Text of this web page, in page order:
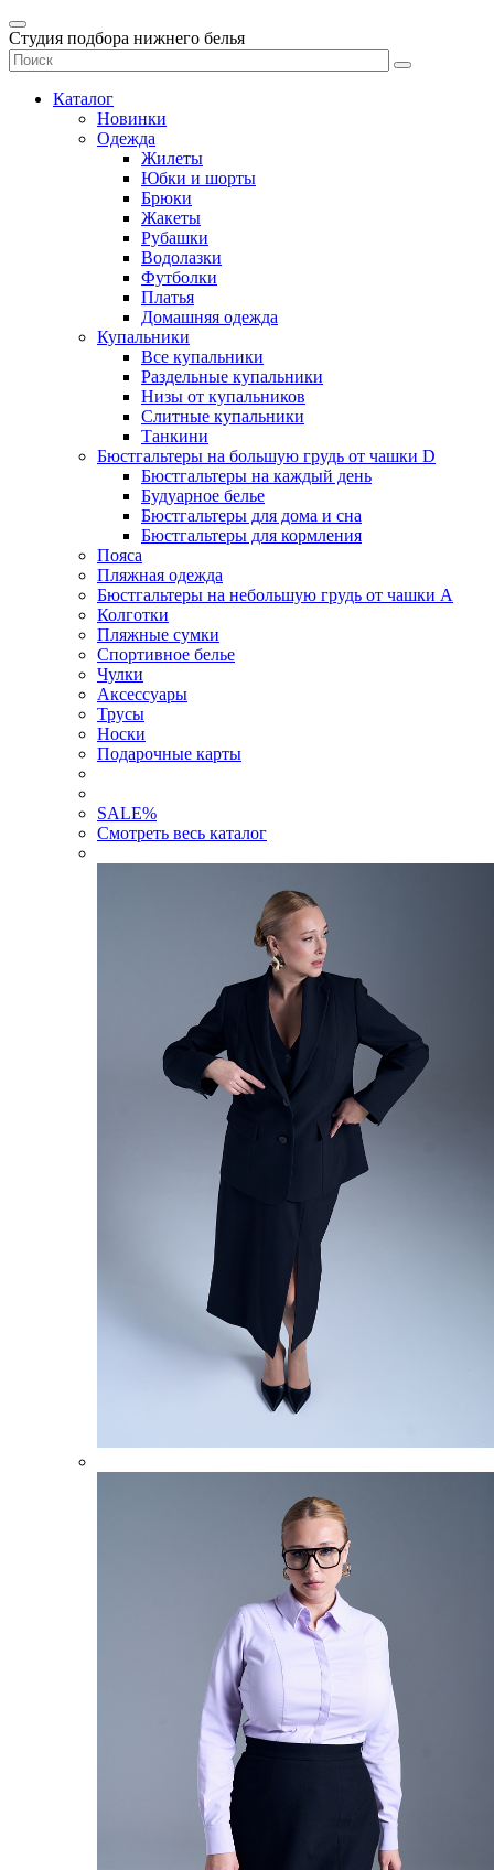
Студия подбора нижнего белья
Каталог
Новинки
Одежда
Жилеты
Юбки и шорты
Брюки
Жакеты
Рубашки
Водолазки
Футболки
Платья
Домашняя одежда
Купальники
Все купальники
Раздельные купальники
Низы от купальников
Слитные купальники
Танкини
Бюстгальтеры на большую грудь от чашки D
Бюстгальтеры на каждый день
Будуарное белье
Бюстгальтеры для дома и сна
Бюстгальтеры для кормления
Пояса
Пляжная одежда
Бюстгальтеры на небольшую грудь от чашки А
Колготки
Пляжные сумки
Спортивное белье
Чулки
Аксессуары
Трусы
Носки
Подарочные карты
SALE%
Смотреть весь каталог